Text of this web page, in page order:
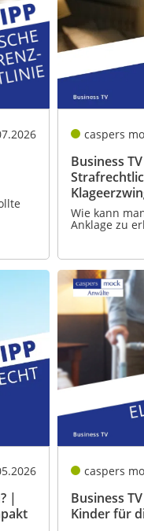
caspers
Business
Wie kann
Anklage zu
|
caspers
Business
Kinder für